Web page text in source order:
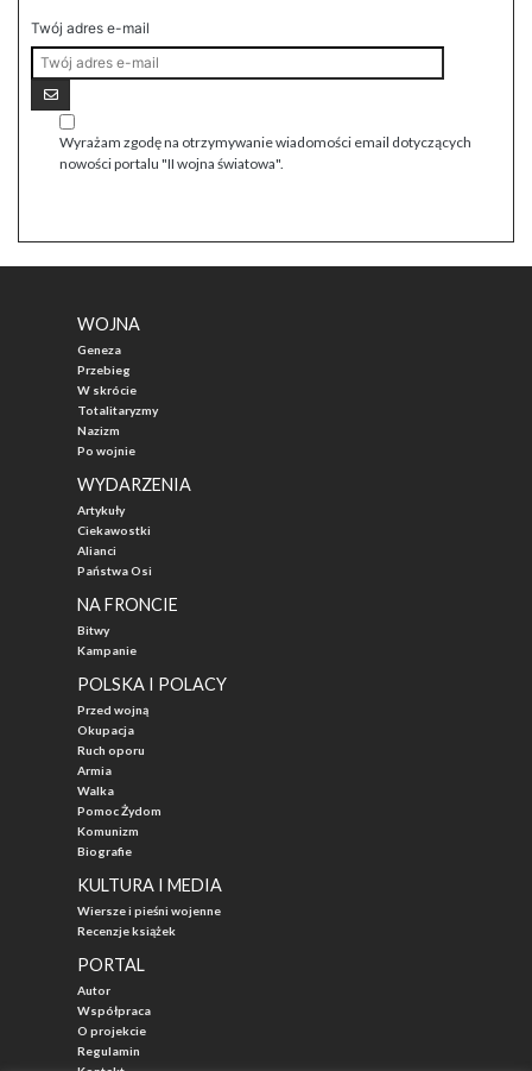
Twój adres e-mail
Wyrażam zgodę na otrzymywanie wiadomości email dotyczących
nowości portalu "II wojna światowa".
WOJNA
Geneza
Przebieg
W skrócie
Totalitaryzmy
Nazizm
Po wojnie
WYDARZENIA
Artykuły
Ciekawostki
Alianci
Państwa Osi
NA FRONCIE
Bitwy
Kampanie
POLSKA I POLACY
Przed wojną
Okupacja
Ruch oporu
Armia
Walka
Pomoc Żydom
Komunizm
Biografie
KULTURA I MEDIA
Wiersze i pieśni wojenne
Recenzje książek
PORTAL
Autor
Współpraca
O projekcie
Regulamin